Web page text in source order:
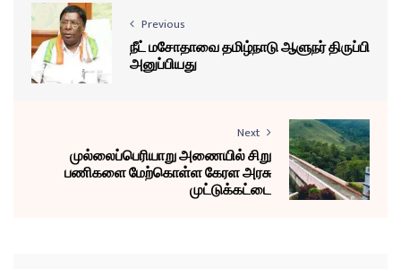
Previous
நீட் மசோதாவை தமிழ்நாடு ஆளுநர் திருப்பி
அனுப்பியது
Next
முல்லைப்பெரியாறு அணையில் சிறு
பணிகளை மேற்கொள்ள கேரள அரசு
முட்டுக்கட்டை